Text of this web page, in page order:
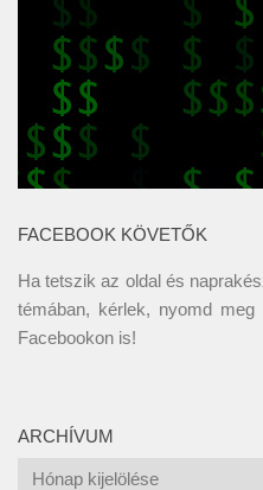
FACEBOOK KÖVETŐK
Ha tetszik az oldal és
témában, kérlek, nyomd
Facebookon is!
ARCHÍVUM
Archívum